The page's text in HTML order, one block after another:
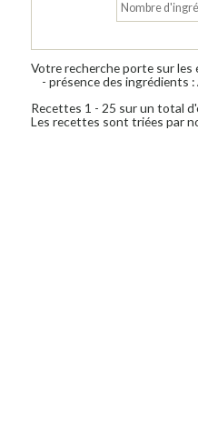
Votre recherche porte sur les
- présence des ingrédients :
Recettes 1 - 25 sur un total
Les recettes sont triées par